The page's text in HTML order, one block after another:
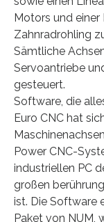
Motors und
Zahnradrohling
Sämtliche
Servoantriebe
gesteuert.
Software, die
Euro CNC hat
Power CNC-
industriellen PC
großen
ist. Die Software
Paket von NUM,